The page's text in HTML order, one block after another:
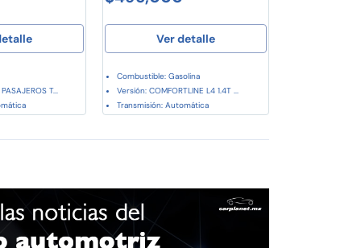
T...
Ver detalle
Combustible: Gasolina
Versión: COMFORTLINE L4 1.4T ...
Transmisión: Automática